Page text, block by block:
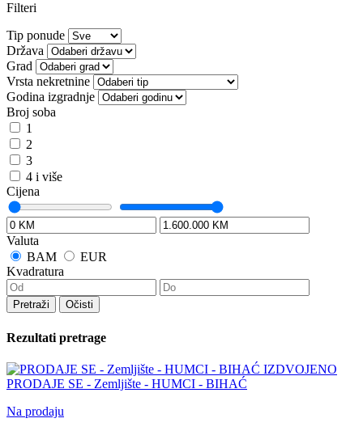
Filteri
Tip ponude
Država
Grad
Vrsta nekretnine
Godina izgradnje
Broj soba
1
2
3
4 i više
Cijena
Valuta
BAM
EUR
Kvadratura
Pretraži Očisti
Rezultati pretrage
IZDVOJENO
PRODAJE SE - Zemljište - HUMCI - BIHAĆ
Na prodaju